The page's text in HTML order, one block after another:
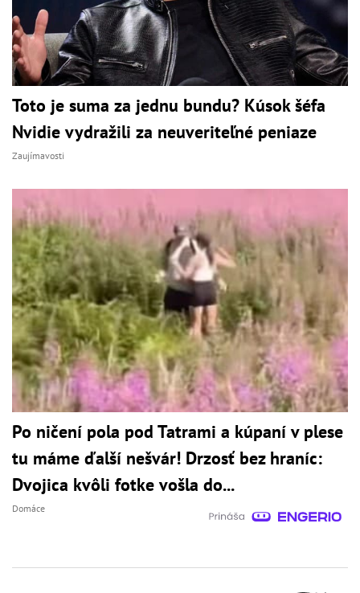
Toto je suma za jednu bundu? Kúsok šéfa
Nvidie vydražili za neuveriteľné peniaze
Zaujímavosti
Po ničení pola pod Tatrami a kúpaní v plese
tu máme ďalší nešvár! Drzosť bez hraníc:
Dvojica kvôli fotke vošla do...
Domáce